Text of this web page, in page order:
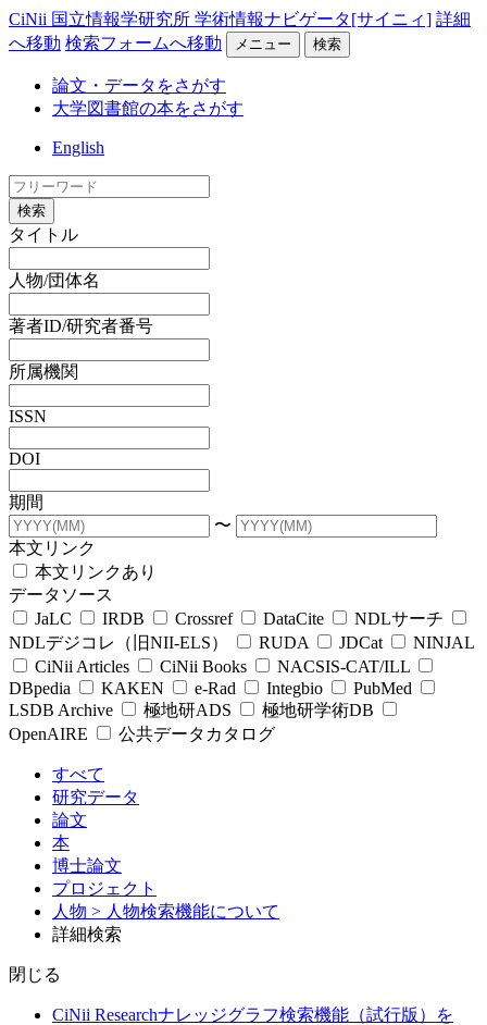
CiNii 国立情報学研究所 学術情報ナビゲータ[サイニィ] 詳細
へ移動 検索フォームへ移動 メニュー 検索
論文・データをさがす
大学図書館の本をさがす
English
検索
タイトル
人物/団体名
著者ID/研究者番号
所属機関
ISSN
DOI
期間
〜
本文リンク
本文リンクあり
データソース
JaLC
IRDB Crossref DataCite
NDLサーチ
NDLデジコレ（旧NII-ELS）
RUDA JDCat
NINJAL
CiNii Articles
CiNii Books
NACSIS-CAT/ILL
DBpedia
KAKEN e-Rad Integbio
PubMed
LSDB Archive
極地研ADS
極地研学術DB
OpenAIRE
公共データカタログ
すべて
研究データ
論文
本
博士論文
プロジェクト
人物 > 人物検索機能について
詳細検索
閉じる
CiNii Researchナレッジグラフ検索機能（試行版）を